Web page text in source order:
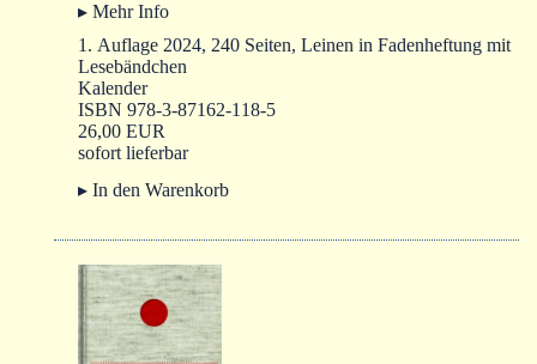
▸ Mehr Info
1. Auflage 2024, 240 Seiten, Leinen in Fadenheftung mit
Lesebändchen
Kalender
ISBN 978-3-87162-118-5
26,00 EUR
sofort lieferbar
▸ In den Warenkorb